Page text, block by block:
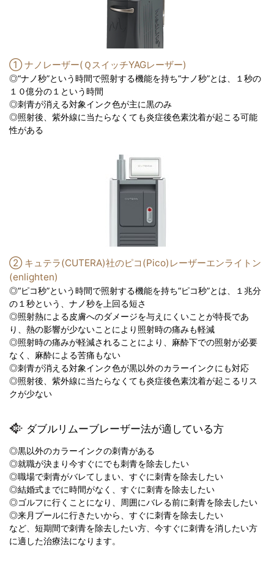
① ナノレーザー(ＱスイッチYAGレーザー)
◎“ナノ秒”という時間で照射する機能を持ち“ナノ秒”とは、１秒の
１０億分の１という時間
◎刺青が消える対象インク色が主に黒のみ
◎照射後、紫外線に当たらなくても炎症後色素沈着が起こる可能
性がある
② キュテラ(CUTERA)社のピコ(Pico)レーザーエンライトン
(enlighten)
◎“ピコ秒”という時間で照射する機能を持ち“ピコ秒”とは、１兆分
の１秒という、ナノ秒を上回る短さ
◎照射熱による皮膚へのダメージを与えにくいことが特長であ
り、熱の影響が少ないことにより照射時の痛みも軽減
◎照射時の痛みが軽減されることにより、麻酔下での照射が必要
なく、麻酔による苦痛もない
◎刺青が消える対象インク色が黒以外のカラーインクにも対応
◎照射後、紫外線に当たらなくても炎症後色素沈着が起こるリス
クが少ない
ダブルリムーブレーザー法が適している方
◎黒以外のカラーインクの刺青がある
◎就職が決まり今すぐにでも刺青を除去したい
◎職場で刺青がバレてしまい、すぐに刺青を除去したい
◎結婚式までに時間がなく、すぐに刺青を除去したい
◎ゴルフに行くことになり、周囲にバレる前に刺青を除去したい
◎来月プールに行きたいから、すぐに刺青を除去したい
など、短期間で刺青を除去したい方、今すぐに刺青を消したい方
に適した治療法になります。